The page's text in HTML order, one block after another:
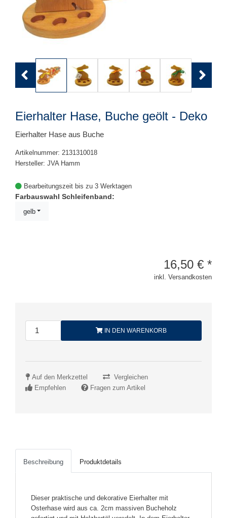
Previous Next
Eierhalter Hase, Buche geölt - Deko
Eierhalter Hase aus Buche
Artikelnummer: 2131310018
Hersteller: JVA Hamm
Bearbeitungszeit bis zu 3 Werktagen
Farbauswahl Schleifenband:
gelb
16,50 € *
inkl. Versandkosten
IN DEN WARENKORB
Auf den Merkzettel
Vergleichen
Empfehlen
Fragen zum Artikel
Beschreibung Produktdetails
Dieser praktische und dekorative Eierhalter mit
Osterhase wird aus ca. 2cm massiven Bucheholz